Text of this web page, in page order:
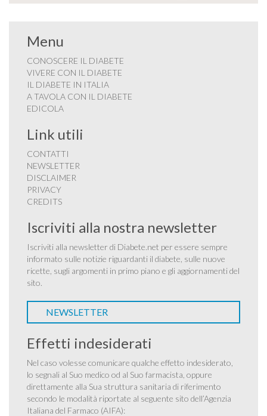
Menu
CONOSCERE IL DIABETE
VIVERE CON IL DIABETE
IL DIABETE IN ITALIA
A TAVOLA CON IL DIABETE
EDICOLA
Link utili
CONTATTI
NEWSLETTER
DISCLAIMER
PRIVACY
CREDITS
Iscriviti alla nostra newsletter
Iscriviti alla newsletter di Diabete.net per essere sempre
informato sulle notizie riguardanti il diabete, sulle nuove
ricette, sugli argomenti in primo piano e gli aggiornamenti del
sito.
NEWSLETTER
Effetti indesiderati
Nel caso volesse comunicare qualche effetto indesiderato,
lo segnali al Suo medico od al Suo farmacista, oppure
direttamente alla Sua struttura sanitaria di riferimento
secondo le modalità riportate al seguente sito dell’Agenzia
Italiana del Farmaco (AIFA):